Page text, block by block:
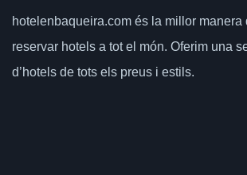
hotelenbaqueira.com és la millor manera
reservar hotels a tot el món. Oferim una
d’hotels de tots els preus i estils.